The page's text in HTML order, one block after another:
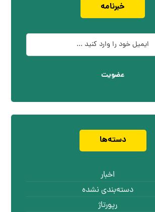
خبرنامه
عضویت
دسته‌ها
اخبار
دسته‌بندی نشده
رپورتاژ